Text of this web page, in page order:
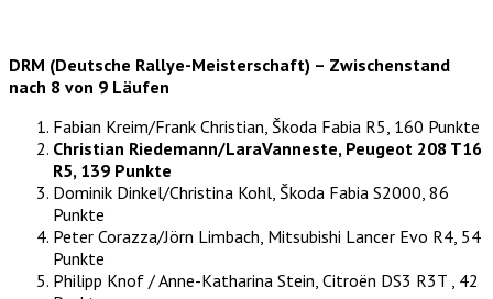
DRM (Deutsche Rallye-Meisterschaft) – Zwischenstand
nach 8 von 9 Läufen
Fabian Kreim/Frank Christian, Škoda Fabia R5, 160 Punkte
Christian Riedemann/LaraVanneste, Peugeot 208 T16
R5, 139 Punkte
Dominik Dinkel/Christina Kohl, Škoda Fabia S2000, 86
Punkte
Peter Corazza/Jörn Limbach, Mitsubishi Lancer Evo R4, 54
Punkte
Philipp Knof / Anne-Katharina Stein, Citroën DS3 R3T , 42